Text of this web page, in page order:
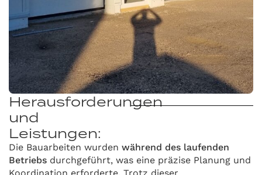
Herausforderungen
und
Leistungen:
Die Bauarbeiten wurden während des laufenden
Betriebs durchgeführt, was eine präzise Planung und